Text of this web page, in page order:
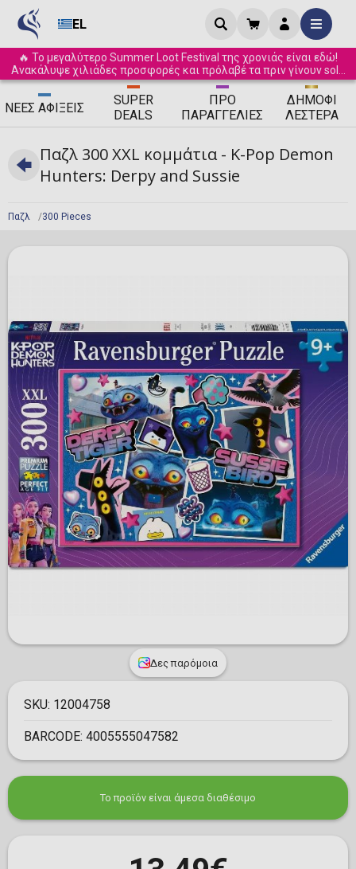
EL
🔥 Το μεγαλύτερο Summer Loot Festival της χρονιάς είναι εδώ!
Ανακάλυψε χιλιάδες προσφορές και πρόλαβέ τα πριν γίνουν sold
out! ☀️
ΝΈΕΣ ΑΦΊΞΕΙΣ
SUPER
DEALS
ΠΡΟ
ΠΑΡΑΓΓΕΛΊΕΣ
ΔΗΜΟΦΙ
ΛΈΣΤΕΡΑ
Παζλ 300 Pieces
Παζλ 300 XXL κομμάτια - K-Pop Demon
Hunters: Derpy and Sussie
Δες παρόμοια
SKU: 12004758
BARCODE: 4005555047582
Το προϊόν είναι άμεσα διαθέσιμο